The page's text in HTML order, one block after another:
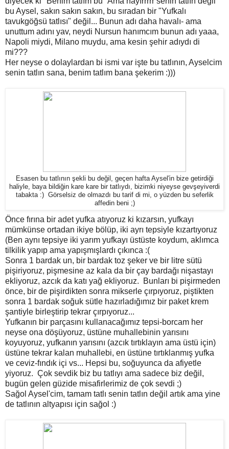
bu Aysel, sakın sakın sakın, bu sıradan bir "Yufkalı
tavukgöğsü tatlısı" değil... Bunun adı daha havalı- ama
unuttum adını yav, neydi Nursun hanımcım bunun adı yaaa,
Napoli miydi, Milano muydu, ama kesin şehir adıydı di
mi???
Her neyse o dolaylardan bi ismi var işte bu tatlının, Ayselcim
senin tatlın sana, benim tatlım bana şekerim :)))
Esasen bu tatlının şekli bu değil, geçen hafta Aysel'in bize getirdiği
haliyle, baya bildiğin kare kare bir tatlıydı, bizimki niyeyse gevşeyiverdi
tabakta :) Görselsiz de olmazdı bu tarif di mi, o yüzden bu seferlik
affedin beni ;)
Önce fırına bir adet yufka atıyoruz ki kızarsın, yufkayı
mümkünse ortadan ikiye bölüp, iki ayrı tepsiyle kızartıyoruz
(Ben aynı tepsiye iki yarım yufkayı üstüste koydum, aklımca
tilkilik yapıp ama yapışmışlardı çıkınca :(
Sonra 1 bardak un, bir bardak toz şeker ve bir litre sütü
pişiriyoruz, pişmesine az kala da bir çay bardağı nişastayı
ekliyoruz, azcık da katı yağ ekliyoruz. Bunları bi pişirmeden
önce, bir de pişirdikten sonra mikserle çırpıyoruz, piştikten
sonra 1 bardak soğuk sütle hazırladığımız bir paket krem
şantiyle birleştirip tekrar çırpıyoruz...
Yufkanın bir parçasını kullanacağımız tepsi-borcam her
neyse ona döşüyoruz, üstüne muhallebinin yarısını
koyuyoruz, yufkanın yarısını (azcık tırtıklayın ama üstü için)
üstüne tekrar kalan muhallebi, en üstüne tırtıklanmış yufka
ve ceviz-fındık içi vs... Hepsi bu, soğuyunca da afiyetle
yiyoruz. Çok sevdik biz bu tatlıyı ama sadece biz değil,
bugün gelen güzide misafirlerimiz de çok sevdi ;)
Sağol Aysel'cim, tamam tatlı senin tatlın değil artık ama yine
de tatlının altyapısı için sağol :)